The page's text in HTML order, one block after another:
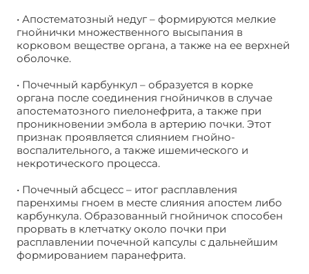
• Апостематозный недуг – формируются мелкие
гнойнички множественного высыпания в
корковом веществе органа, а также на ее верхней
оболочке.
• Почечный карбункул – образуется в корке
органа после соединения гнойничков в случае
апостематозного пиелонефрита, а также при
проникновении эмбола в артерию почки. Этот
признак проявляется слиянием гнойно-
воспалительного, а также ишемического и
некротического процесса.
• Почечный абсцесс – итог расплавления
паренхимы гноем в месте слияния апостем либо
карбункула. Образованный гнойничок способен
прорвать в клетчатку около почки при
расплавлении почечной капсулы с дальнейшим
формированием паранефрита.